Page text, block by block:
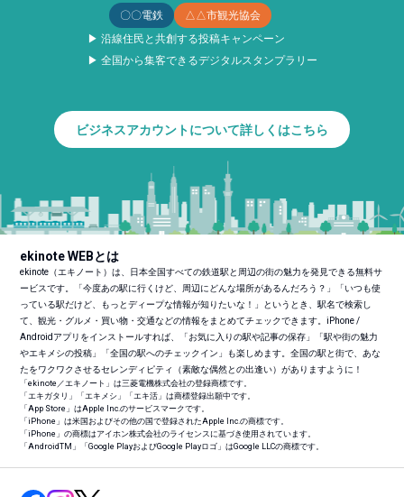
〇〇電鉄
△△市観光協会
▶ 沿線住民と共創する投稿キャンペーン
▶ 全国から集客できるデジタルスタンプラリー
ビジネスアカウントについて詳しくはこちら
ekinote WEBとは
ekinote（エキノート）は、日本全国すべての鉄道駅と周辺の街の魅力を発見できる無料サ
ービスです。「今度あの駅に行くけど、周辺にどんな場所があるんだろう？」「いつも使
っている駅だけど、もっとディープな情報が知りたいな！」というとき、駅名で検索し
て、観光・グルメ・買い物・交通などの情報をまとめてチェックできます。iPhone /
Androidアプリをインストールすれば、「お気に入りの駅や記事の保存」「駅や街の魅力
やエキメシの投稿」「全国の駅へのチェックイン」も楽しめます。全国の駅と街で、あな
たをワクワクさせるセレンディピティ（素敵な偶然との出逢い）がありますように！
「ekinote／エキノート」は三菱電機株式会社の登録商標です。
「エキガタリ」「エキメシ」「エキ活」は商標登録出願中です。
「App Store」はApple Inc.のサービスマークです。
「iPhone」は米国およびその他の国で登録されたApple Inc.の商標です。
「iPhone」の商標はアイホン株式会社のライセンスに基づき使用されています。
「AndroidTM 」「Google PlayおよびGoogle Playロゴ」はGoogle LLCの商標です。